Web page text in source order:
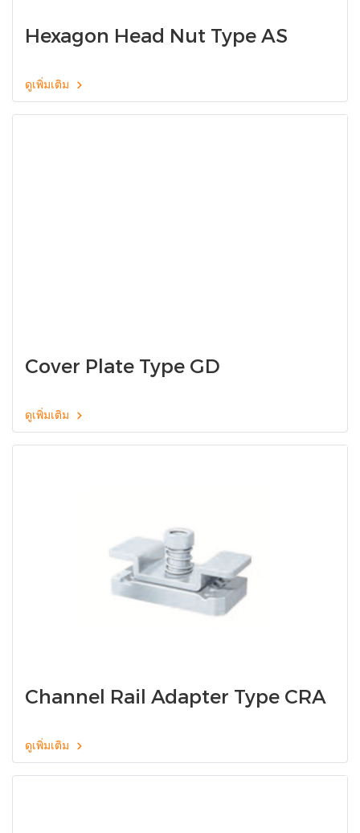
Hexagon Head Nut Type AS
ดูเพิ่มเติม
Cover Plate Type GD
ดูเพิ่มเติม
Channel Rail Adapter Type CRA
ดูเพิ่มเติม